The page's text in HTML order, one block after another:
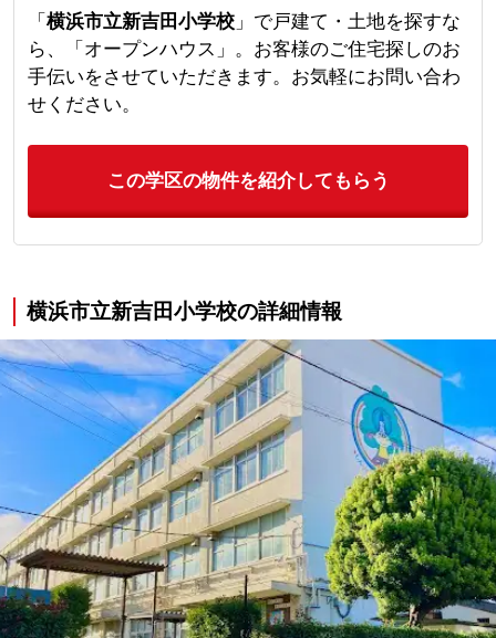
「 横浜市立新吉田小学校」で戸建て・土地を探すな
ら、「オープンハウス」。お客様のご住宅探しのお
手伝いをさせていただきます。お気軽にお問い合わ
せください。
この学区の物件を紹介してもらう
横浜市立新吉田小学校の詳細情報